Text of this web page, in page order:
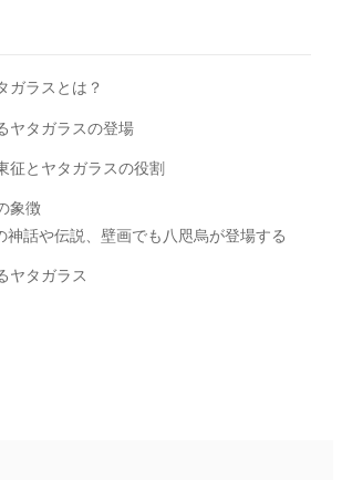
ガラスとは？
ヤタガラスの登場
征とヤタガラスの役割
象徴
神話や伝説、壁画でも八咫烏が登場する
ヤタガラス